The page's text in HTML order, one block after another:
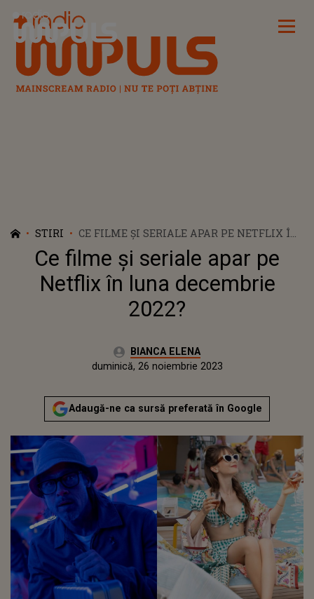
Radio Impuls
STIRI
CE FILME ȘI SERIALE APAR PE NETFLIX ÎN
LUNA DECEMBRIE 2022?
Ce filme și seriale apar pe
Netflix în luna decembrie
2022?
Autor:BIANCA ELENA
sâmbătă, 26 noiembrie 2022
Actualizat:
duminică, 26 noiembrie 2023
Adaugă-ne ca sursă preferată în Google